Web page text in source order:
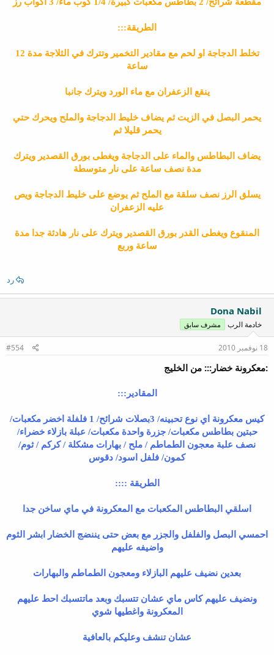
الطريقة:::
تخلط الدجاجة او لحم مع مقادير التخمير وتترك في الثلاجة مدة 12
ساعة
ينقع الزعفران مع ماء الورد ويترك جانبا
يحمر البصل في الزيت ثم يضاف خليط الدجاجة والملح ويحرك حتي
يحمر قليلا ثم
يضاف البطاطس والماء على الدجاجة ويغطى بورق القصدير ويترك
مدة نصف ساعة على نار متوسطة
يسلق الرز نصف سلقة مع الملح ثم يوضع على خليط الدجاجة ويص
عليه الزعفران
المنقوع ويغطى القدر بورق القصدير ويترك على نار هادئة جدا مدة
ساعة وربع
رد
Dona Nabil
خادمة الرب مشرف سابق
18 نوفمبر 2010 #554
:معكرونة خضار::: من الخليج
المقادير:::
كيس معكرونة اي نوع تحبينه/ 3بصلات شرائح/ 1 فلفلة اخضر مكعبات/
حبتين بطاطس مكعبات/ جزرة واحدة مكعبات/ عبلة بازلاء خضراء/
نصف علبة معجون الطماطم / ملح / بهارات مشكلة / كركم / ثوم/
كمون/ فلفل اسود/ دقوس
الطريقة ::::
اسلقي البطاطس المكعبات مع المعكرونة في ماي ساخن جدا
احمسي البصل والفلفل والجزر مع بعض حتى يننضج الخضار ابشر الثوم
واضيفه عليهم
بعدين نضيف عليهم البازلاء ومعجون الطماطم والبهارات
ونضيف عليهم كاس ماي عشان تتسبك وبعد ماتتسبك احط عليهم
المعكرونة واغطيها شوي
عشان تنشف وعليكم بالعافية